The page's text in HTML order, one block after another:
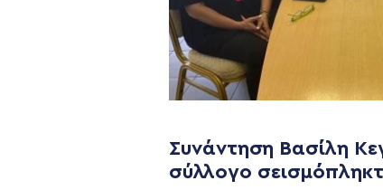
Συνάντηση Βασίλη
σύλλογο
Σχέδιο
Πολιτική